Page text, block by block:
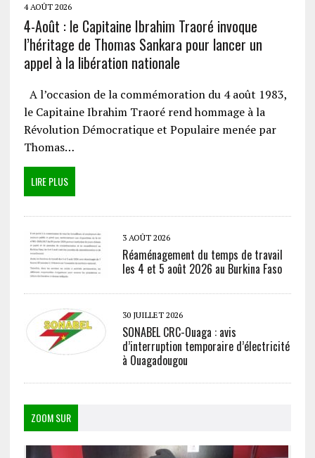
4 AOÛT 2026
4-Août : le Capitaine Ibrahim Traoré invoque
l’héritage de Thomas Sankara pour lancer un
appel à la libération nationale
A l’occasion de la commémoration du 4 août 1983,
le Capitaine Ibrahim Traoré rend hommage à la
Révolution Démocratique et Populaire menée par
Thomas…
LIRE PLUS
3 AOÛT 2026
Réaménagement du temps de travail
les 4 et 5 août 2026 au Burkina Faso
30 JUILLET 2026
SONABEL CRC-Ouaga : avis
d’interruption temporaire d’électricité
à Ouagadougou
ZOOM SUR